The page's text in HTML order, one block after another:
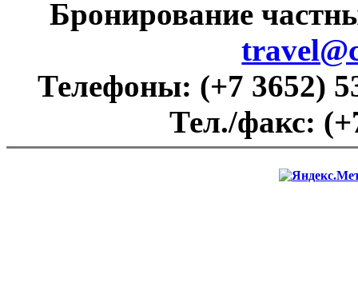
Бронирование
Телефоны: (+7 3652)
Тел./факс: